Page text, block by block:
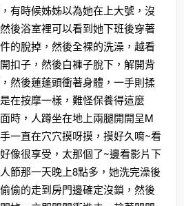
有時候姊姊以為她在上大號，沒
後浴室裡可以看到她下班後穿著
的脫掉，然後全裸的洗澡，越看
扣子，然後白褲子脫下，解開背
然後蓮蓬頭衝著身體，一手則揉
在按摩一樣，難怪保養得這麼
時，人蹲坐在地上兩腿開開呈M
一直在穴穴摸呀摸，摸好久唷~看
像很享受，太那個了~邊看影片下
節那一天晚上8點多，她洗完澡後
偷的走到房門邊確定沒鎖，然後